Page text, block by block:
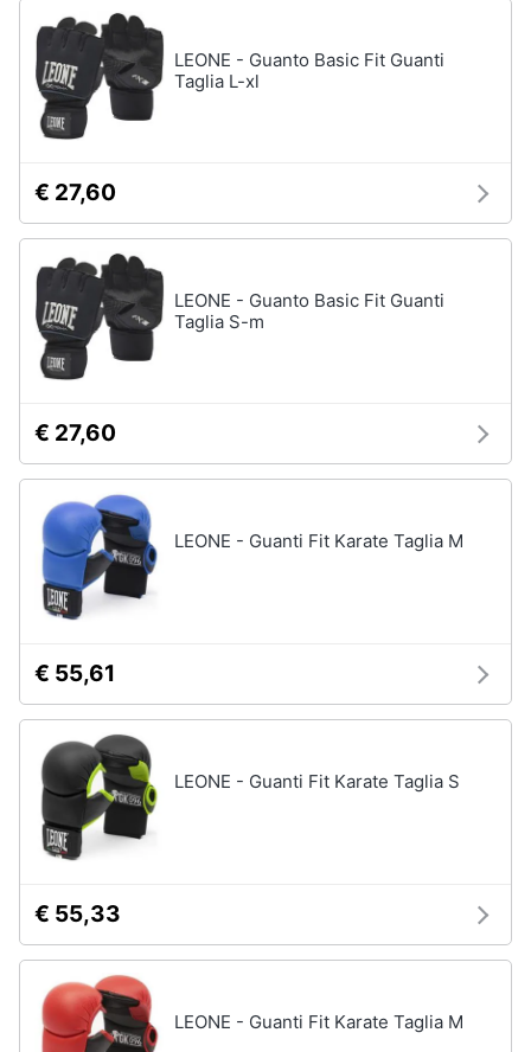
Beauty
Giocattoli
infanzia
Fotografia
Casalinghi
Abbigliamento
Sport
Animali
Motori
cd
dvd
Festività
ricorrenze
Servizi
Assistenza
clienti
Vedi
squadra
Scarpe
da
calcio
Pallone
da
calcio
Palla
tutti
Fitness
roulant
Cronometro
Tapis
roulant
elettrico
Magnesio
Vedi
tutti
Campeggio
LEONE - Guanto Basic Fit Guanti
Taglia L-xl
€ 27,60
LEONE - Guanto Basic Fit Guanti
Taglia S-m
€ 27,60
LEONE - Guanti Fit Karate Taglia M
€ 55,61
LEONE - Guanti Fit Karate Taglia S
€ 55,33
LEONE - Guanti Fit Karate Taglia M